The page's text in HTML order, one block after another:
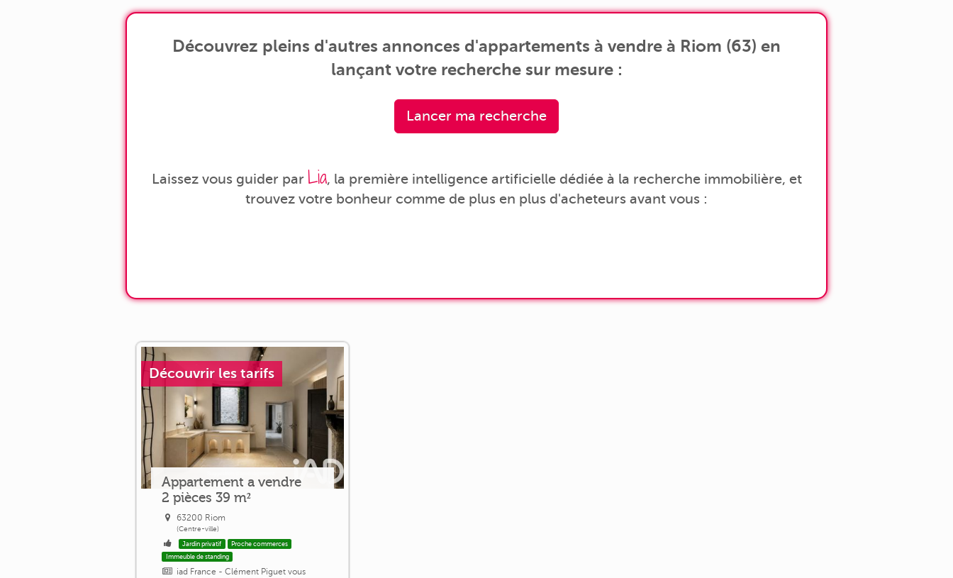
Découvrez pleins d'autres annonces d'appartements à vendre à Riom (63) en
lançant votre recherche sur mesure :
Lancer ma recherche
Laissez vous guider par Lia, la première intelligence artificielle dédiée à la recherche immobilière, et
trouvez votre bonheur comme de plus en plus d'acheteurs avant vous :
Découvrir les tarifs
Appartement a vendre
2 pièces 39 m²
63200 Riom
(Centre-ville)
Jardin privatif
Proche commerces
Immeuble de standing
iad France - Clément Piguet vous